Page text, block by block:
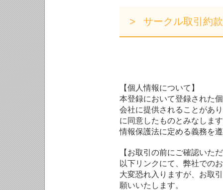
サークル取引約款
【個人情報について】
本登録において登録された
会社に提供されることがあ
に同意したものとみなしま
情報保護法に定める義務を
【お取引の前にご確認いた
以下リンクにて、弊社での
大変恐れ入りますが、お取
願いいたします。